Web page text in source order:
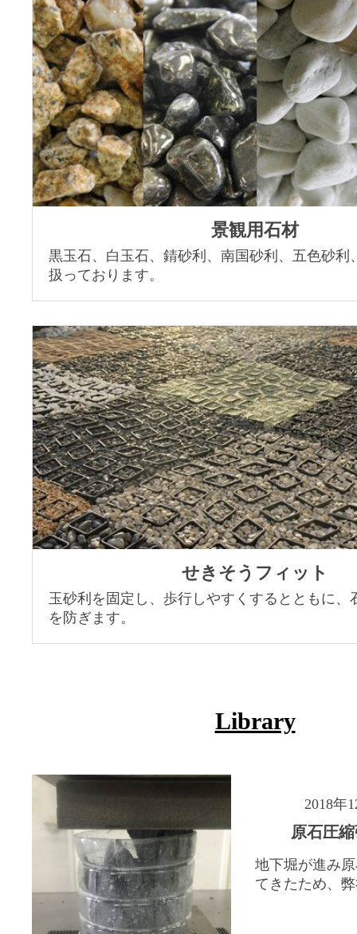
景観用石材
黒玉石、白玉石、錆砂利、南国砂利、五色砂利
扱っております。
せきそうフィット
玉砂利を固定し、歩行しやすくするとともに、
を防ぎます。
Library
2018年
原石圧
地下堀が進み
てきたため、